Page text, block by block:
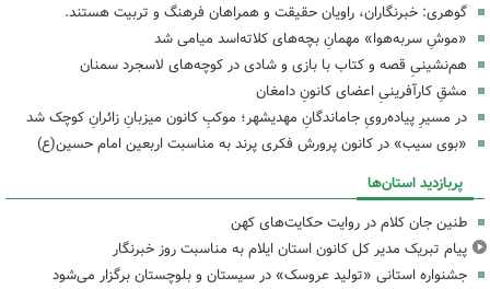
گوهری: خبرنگاران، راویان حقیقت و همراهان فرهنگ و تربیت هستند.
«موشِ سربه‌هوا» مهمانِ بچه‌های کلاته‌اسد میامی شد
هم‌نشینیِ قصه و کتاب با بازی و شادی در کوچه‌های لاسجرد سمنان
مشقِ کارآفرینیِ اعضای کانونِ دامغان
در مسیرِ پیاده‌رویِ جاماندگانِ مهدیشهر؛ موکبِ کانون میزبانِ زائرانِ کوچک شد
«بوی سیب» در کانون پرورش فکری پرند به مناسبت اربعین امام حسین(ع)
پربازدید استان‌ها
طنین جان کلام در روایت حکایت‌های کهن
پیام تبریک مدیر کل کانون استان ایلام به مناسبت روز خبرنگار
جشنواره استانی «تولید عروسک» در سیستان و بلوچستان برگزار می‌شود